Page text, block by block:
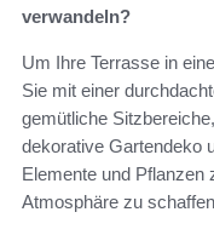
verwandeln?
Um Ihre Terrasse in
Sie mit einer
gemütliche
dekorative Gartendeko
Elemente und Pflanzen
Atmosphäre zu